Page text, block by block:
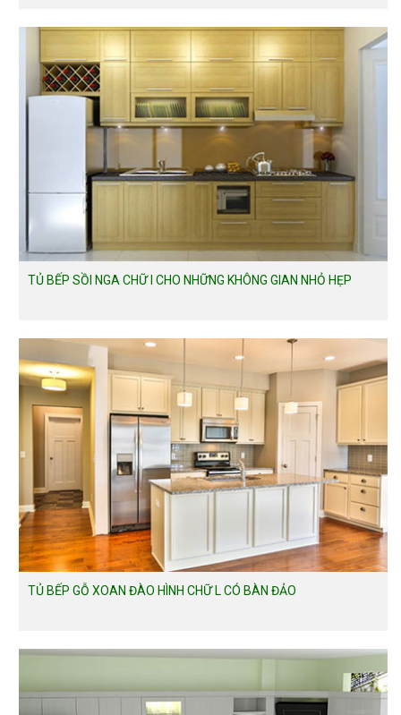
TỦ BẾP SỒI NGA CHỮ I CHO NHỮNG KHÔNG GIAN NHỎ HẸP
TỦ BẾP GỖ XOAN ĐÀO HÌNH CHỮ L CÓ BÀN ĐẢO